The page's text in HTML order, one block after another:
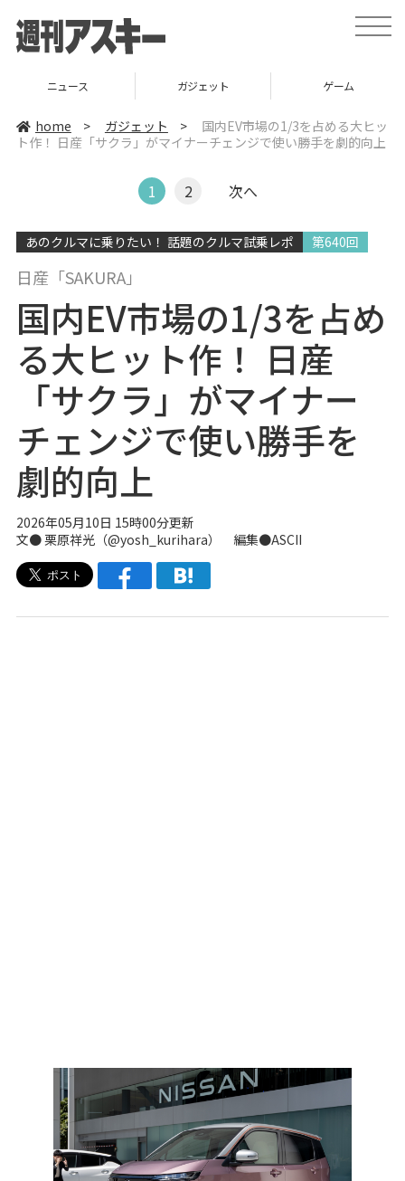
t
o
v
i
ニュース ガジェット ゲーム
home > ガジェット >
国内EV市場の1/3を占める大ヒッ
ト作！ 日産「サクラ」がマイナーチェンジで使い勝手を劇的向上
1 2 次へ
あのクルマに乗りたい！ 話題のクルマ試乗レポ 第640回
日産「SAKURA」
国内EV市場の1/3を占め
る大ヒット作！ 日産
「サクラ」がマイナー
チェンジで使い勝手を
劇的向上
2026年05月10日 15時00分更新
文● 栗原祥光（@yosh_kurihara） 編集●ASCII